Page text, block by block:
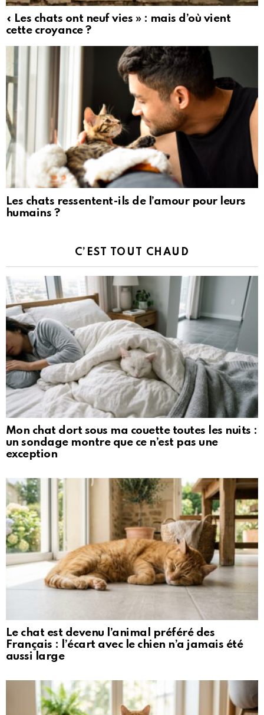
« Les chats ont neuf vies » : mais d’où vient
cette croyance ?
Les chats ressentent-ils de l’amour pour leurs
humains ?
C’EST TOUT CHAUD
Mon chat dort sous ma couette toutes les nuits :
un sondage montre que ce n’est pas une
exception
Le chat est devenu l’animal préféré des
Français : l’écart avec le chien n’a jamais été
aussi large